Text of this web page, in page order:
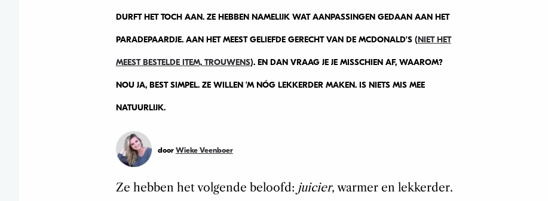
DURFT HET TOCH AAN. ZE HEBBEN NAMELIJK WAT AANPASSINGEN GEDAAN AAN HET
PARADEPAARDJE. AAN HET MEEST GELIEFDE GERECHT VAN DE MCDONALD’S (NIET HET
MEEST BESTELDE ITEM, TROUWENS). EN DAN VRAAG JE JE MISSCHIEN AF, WAAROM?
NOU JA, BEST SIMPEL. ZE WILLEN ‘M NÓG LEKKERDER MAKEN. IS NIETS MIS MEE
NATUURLIJK.
door Wieke Veenboer
Ze hebben het volgende beloofd: juicier, warmer en lekkerder.